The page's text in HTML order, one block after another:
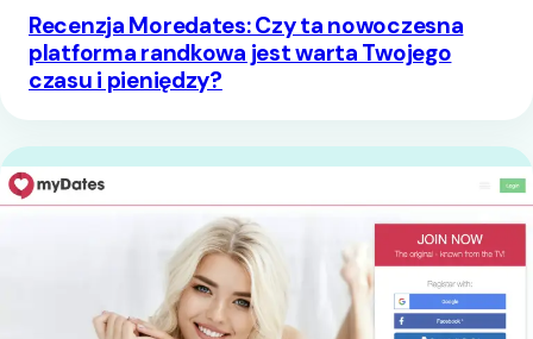
Recenzja Moredates: Czy ta nowoczesna
platforma randkowa jest warta Twojego
czasu i pieniędzy?